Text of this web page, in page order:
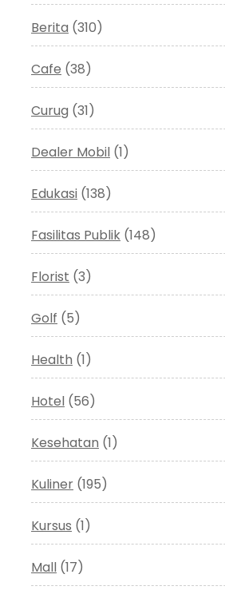
Berita (310)
Cafe (38)
Curug (31)
Dealer Mobil (1)
Edukasi (138)
Fasilitas Publik (148)
Florist (3)
Golf (5)
Health (1)
Hotel (56)
Kesehatan (1)
Kuliner (195)
Kursus (1)
Mall (17)